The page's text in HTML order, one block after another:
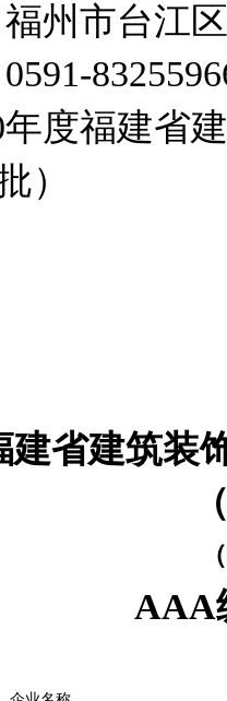
州市台江
年度福建省
）
建省建筑装
AAA